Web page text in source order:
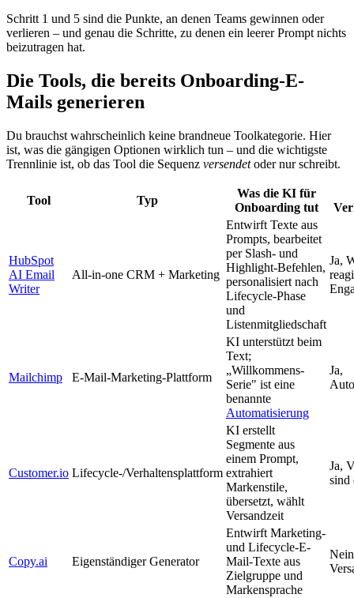
Schritt 1 und 5 sind die Punkte, an denen Teams gewinnen oder
verlieren – und genau die Schritte, zu denen ein leerer Prompt nichts
beizutragen hat.
Die Tools, die bereits Onboarding-E-
Mails generieren
Du brauchst wahrscheinlich keine brandneue Toolkategorie. Hier
ist, was die gängigen Optionen wirklich tun – und die wichtigste
Trennlinie ist, ob das Tool die Sequenz versendetoder nur schreibt.
Tool Typ
Was die KI für
Onboarding tut
HubSpot
AI Email
Writer
All-in-one CRM + Marketing
Entwirft Texte aus
Prompts, bearbeitet
per Slash- und
Highlight-Befehlen,
personalisiert nach
Lifecycle-Phase
und
Listenmitgliedschaft
Ja,
Mailchimp E-Mail-Marketing-Plattform
KI unterstützt beim
Text;
„Willkommens-
Serie" ist eine
benannte
Automatisierung
Ja,
Customer.io Lifecycle-/Verhaltensplattform
KI erstellt
Segmente aus
einem Prompt,
extrahiert
Markenstile,
übersetzt, wählt
Versandzeit
Ja,
sind
Copy.ai Eigenständiger Generator
Entwirft Marketing-
und Lifecycle-E-
Mail-Texte aus
Zielgruppe und
Markensprache